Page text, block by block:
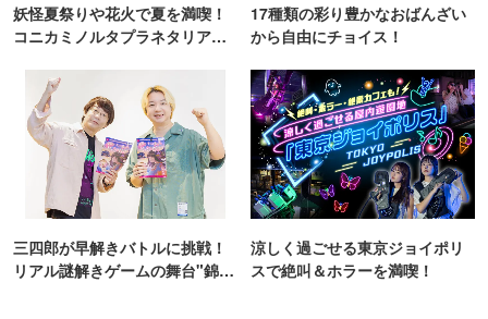
妖怪夏祭りや花火で夏を満喫！
コニカミノルタプラネタリア
17種類の彩り豊かなおばんざい
から自由にチョイス！
三四郎が早解きバトルに挑戦！
リアル謎解きゲームの舞台"錦糸
涼しく過ごせる東京ジョイポリ
スで絶叫＆ホラーを満喫！